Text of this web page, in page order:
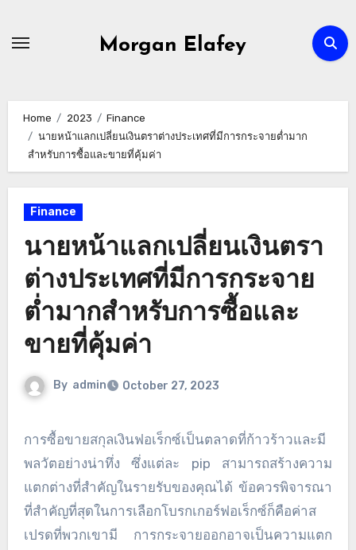
Morgan Elafey
Home 2023
Finance
นายหน้าแลกเปลี่ยนเงินตราต่างประเทศที่มีการกระจายต่ำมาก
สำหรับการซื้อและขายที่คุ้มค่า
Finance
นายหน้าแลกเปลี่ยนเงินตรา
ต่างประเทศที่มีการกระจาย
ต่ำมากสำหรับการซื้อและ
ขายที่คุ้มค่า
By admin October 27, 2023
การซื้อขายสกุลเงินฟอเร็กซ์เป็นตลาดที่ก้าวร้าวและมี
พลวัตอย่างน่าทึ่ง ซึ่งแต่ละ pip สามารถสร้างความ
แตกต่างที่สำคัญในรายรับของคุณได้ ข้อควรพิจารณา
ที่สำคัญที่สุดในการเลือกโบรกเกอร์ฟอเร็กซ์ก็คือค่าส
เปรดที่พวกเขามี การกระจายออกอาจเป็นความแตก